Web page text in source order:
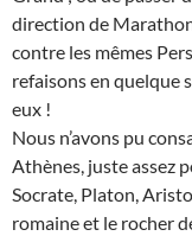
direction de
contre les mêmes
refaisons en quelque
eux !
Nous n’avons pu
Athènes, juste assez
Socrate, Platon,
romaine et le rocher